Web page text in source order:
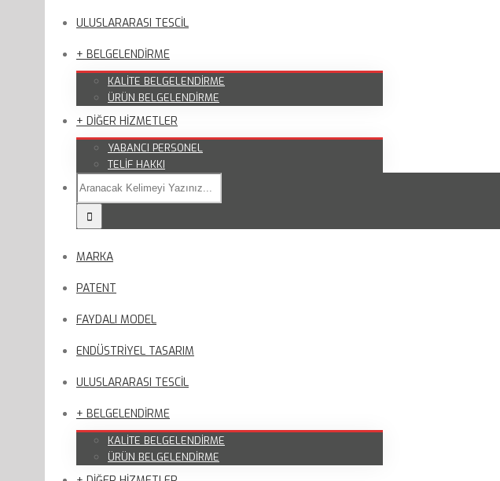
ULUSLARARASI TESCİL
+ BELGELENDİRME
KALİTE BELGELENDİRME
ÜRÜN BELGELENDİRME
+ DİĞER HİZMETLER
YABANCI PERSONEL
TELİF HAKKI
MARKA
PATENT
FAYDALI MODEL
ENDÜSTRİYEL TASARIM
ULUSLARARASI TESCİL
+ BELGELENDİRME
KALİTE BELGELENDİRME
ÜRÜN BELGELENDİRME